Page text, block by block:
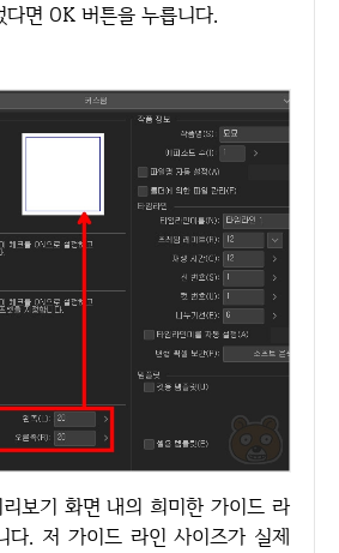
면 OK 버튼을 누릅니다.
다. 저 가이드 라인 사이즈가 실제